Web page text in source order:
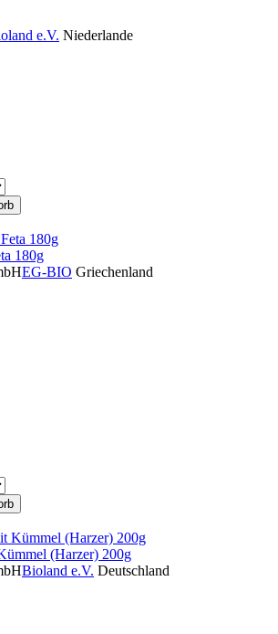
e.V. Niederlande
180g
EG-BIO Griechenland
(Harzer) 200g
Bioland e.V. Deutschland